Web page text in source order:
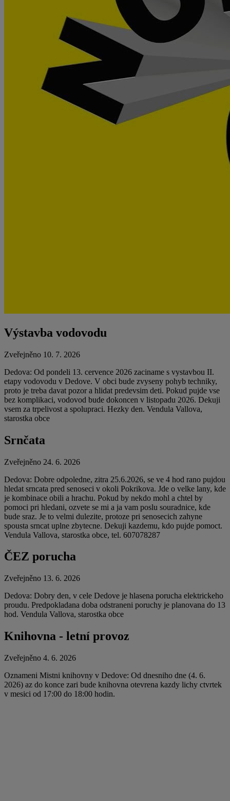
Výstavba vodovodu
Zveřejněno 10. 7. 2026
Dedova: Od pondeli 13. cervence 2026 zaciname s vystavbou II.
etapy vodovodu v Dedove. V obci bude zvyseny pohyb techniky,
proto je treba davat pozor a hlidat predevsim deti. Pokud pujde vse
bez komplikaci, vodovod bude dokoncen v listopadu 2026. Dekuji
vsem za trpelivost a spolupraci. Hezky den. Vendula Vallova,
starostka obce
Srnčata
Zveřejněno 24. 6. 2026
Dedova: Dobre odpoledne, zitra 25.6.2026, se ve 4 hod rano pujdou
hledat srncata pred senoseci v okoli Pokrikova. Jde o velke lany, kde
je kombinace obili a hrachu. Pokud by nekdo mohl a chtel by
pomoci pri hledani, ozvete se mi a ja vam poslu souradnice, kde
bude sraz. Je to velmi dulezite, protoze pri senosecich zahyne
spousta srncat uplne zbytecne. Dekuji kazdemu, kdo pujde pomoct.
Vendula Vallova, starostka obce, tel. 607078287
ČEZ porucha
Zveřejněno 13. 6. 2026
Dedova: Dobry den, v cele Dedove je hlasena porucha elektrickeho
proudu. Predpokladana doba odstraneni poruchy je planovana do 13
hod. Vendula Vallova, starostka obce
Knihovna - letní provoz
Zveřejněno 4. 6. 2026
Oznameni Mistni knihovny v Dedove: Od dnesniho dne (4. 6.
2026) az do konce zari bude knihovna otevrena kazdy lichy ctvrtek
v mesici od 17:00 do 18:00 hodin.